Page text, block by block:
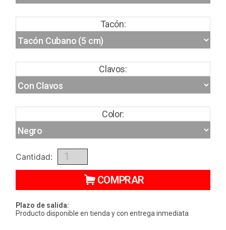
Tacón:
Clavos:
Color:
Cantidad:
COMPRAR
Plazo de salida:
Producto disponible en tienda y con entrega inmediata